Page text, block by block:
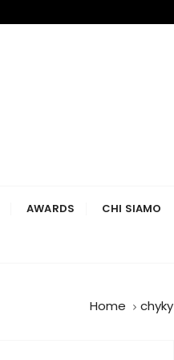
AWARDS CHI SIAMO
Home chyky